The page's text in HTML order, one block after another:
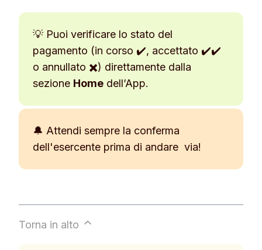
💡 Puoi verificare lo stato del
pagamento (in corso ✔️, accettato ✔️✔️
o annullato ✖️) direttamente dalla
sezione Home dell’App.
🔔 Attendi sempre la conferma
dell'esercente prima di andare via!
Torna in alto